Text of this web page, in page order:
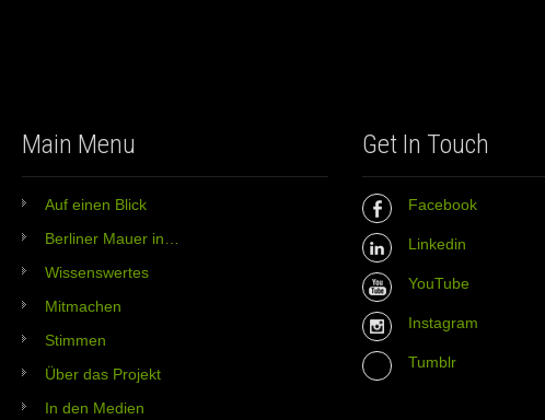
Main Menu
Auf einen Blick
Berliner Mauer in…
Wissenswertes
Mitmachen
Stimmen
Über das Projekt
In den Medien
Get In Touch
Facebook
Linkedin
YouTube
Instagram
Tumblr